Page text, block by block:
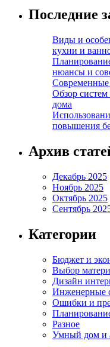
Последние
Виды и
кухни и
нюансы и
Современные
Обзор систем
дома
повышения
Архив
Декабрь 2025
Ноябрь 2025
Октябрь 2025
Сентябрь
Категории
Бюджет и
Выбор
Дизайн
Инженерные
Ошибки и
Разное
Умный дом и